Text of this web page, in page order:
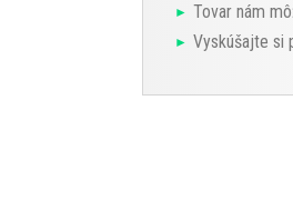
Tovar nám
Vyskúšajte si